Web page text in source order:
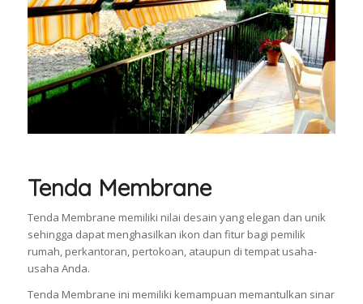
Tenda Membrane
Tenda Membrane memiliki nilai desain yang elegan dan unik
sehingga dapat menghasilkan ikon dan fitur bagi pemilik
rumah, perkantoran, pertokoan, ataupun di tempat usaha-
usaha Anda.
Tenda Membrane ini memiliki kemampuan memantulkan sinar